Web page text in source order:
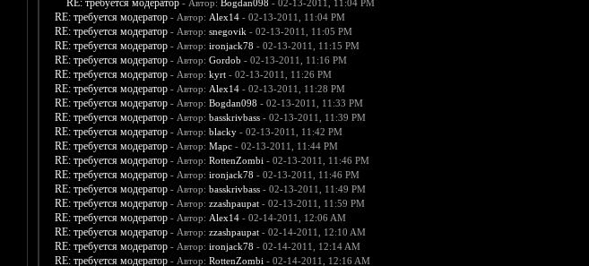
RE: требуется модератор - Автор: Bogdan098 - 02-13-2011, 11:04 PM
RE: требуется модератор - Автор: Alex14- 02-13-2011, 11:04 PM
RE: требуется модератор - Автор: snegovik - 02-13-2011, 11:05 PM
RE: требуется модератор - Автор: ironjack78 - 02-13-2011, 11:15 PM
RE: требуется модератор - Автор: Gordob - 02-13-2011, 11:16 PM
RE: требуется модератор - Автор: kyrt- 02-13-2011, 11:26 PM
RE: требуется модератор - Автор: Alex14- 02-13-2011, 11:28 PM
RE: требуется модератор - Автор: Bogdan098 - 02-13-2011, 11:33 PM
RE: требуется модератор - Автор: basskrivbass- 02-13-2011, 11:39 PM
RE: требуется модератор - Автор: blacky- 02-13-2011, 11:42 PM
RE: требуется модератор - Автор: Марс- 02-13-2011, 11:44 PM
RE: требуется модератор - Автор: RottenZombi - 02-13-2011, 11:46 PM
RE: требуется модератор - Автор: ironjack78 - 02-13-2011, 11:46 PM
RE: требуется модератор - Автор: basskrivbass- 02-13-2011, 11:49 PM
RE: требуется модератор - Автор: zzashpaupat- 02-13-2011, 11:59 PM
RE: требуется модератор - Автор: Alex14- 02-14-2011, 12:06 AM
RE: требуется модератор - Автор: zzashpaupat- 02-14-2011, 12:10 AM
RE: требуется модератор - Автор: ironjack78 - 02-14-2011, 12:14 AM
RE: требуется модератор - Автор: RottenZombi - 02-14-2011, 12:16 AM